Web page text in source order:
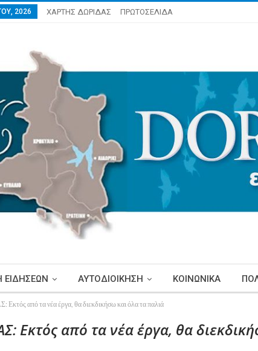
2026 ΧΑΡΤΗΣ ΔΩΡΙΔΑΣ ΠΡΩΤΟΣΕΛΙΔΑ
ΕΙΔΗΣΕΩΝ ΑΥΤΟΔΙΟΙΚΗΣΗ ΚΟΙΝΩΝΙΚΑ
από τα νέα έργα, θα διεκδικήσω και όλα τα παλιά
Εκτός από τα νέα έργα, θα